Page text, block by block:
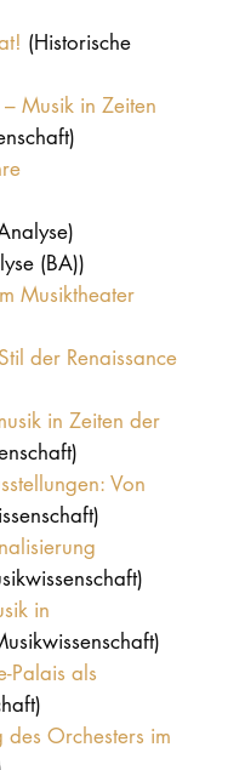
(Historische
Musik in Zeiten
(BA))
Musiktheater
der Renaissance
in Zeiten der
Von
in
Palais als
des Orchesters im